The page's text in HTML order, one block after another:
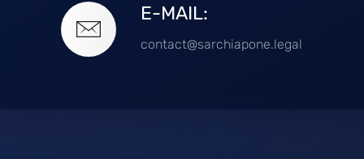
E-MAIL:
contact@sarchiapone.legal